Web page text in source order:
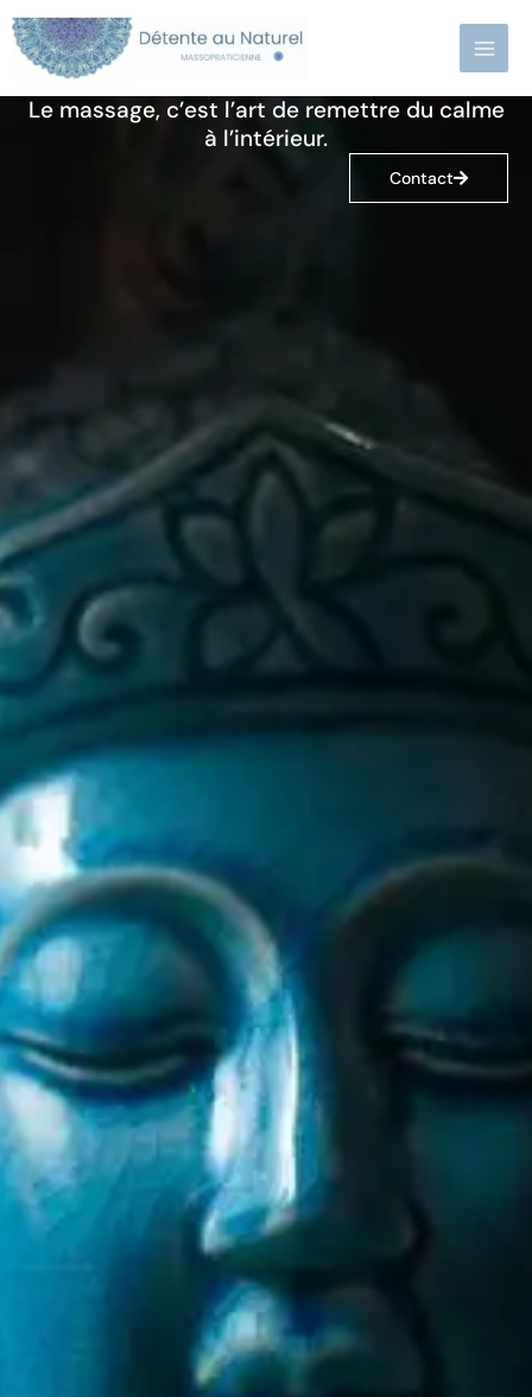
Aller
au
contenu
Le massage, c’est l’art de remettre du calme
à l’intérieur.
Contact